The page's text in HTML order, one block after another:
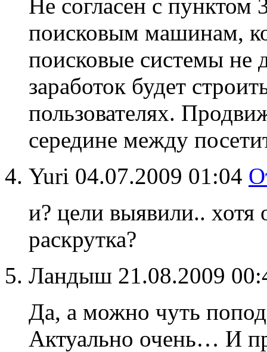
Не согласен с пунктом
поисковым машинам,
поисковые системы не
заработок будет
пользователях.
середине между
Yuri 04.07.2009 01:04
и? цели выявили.. хотя
раскрутка?
Ландыш 21.08.2009
Да, а можно чуть
Актуально очень… И